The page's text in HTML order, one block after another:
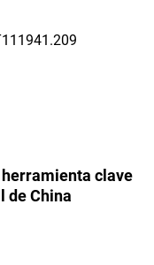
herramienta clave
de China